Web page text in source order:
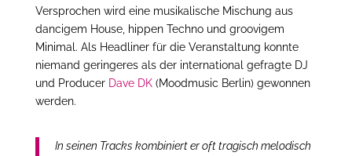
Versprochen wird eine musikalische Mischung aus
dancigem House, hippen Techno und groovigem
Minimal. Als Headliner für die Veranstaltung konnte
niemand geringeres als der international gefragte DJ
und Producer Dave DK(Moodmusic Berlin) gewonnen
werden.
In seinen Tracks kombiniert er oft tragisch melodisch